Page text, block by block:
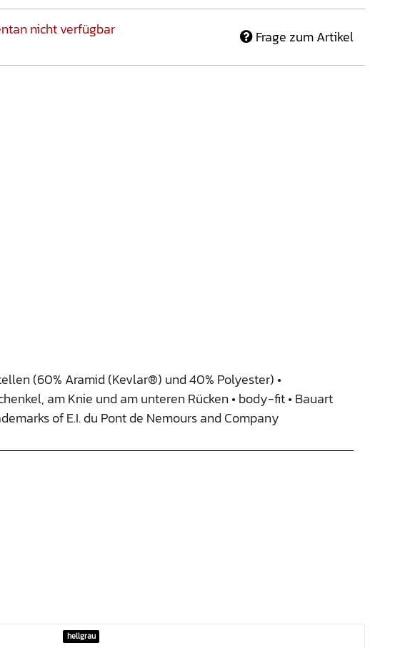
nicht verfügbar Frage zum Artikel
(60% Aramid (Kevlar®) und 40% Polyester) •
am Knie und am unteren Rücken • body-fit • Bauart
of E.I. du Pont de Nemours and Company
hellgrau